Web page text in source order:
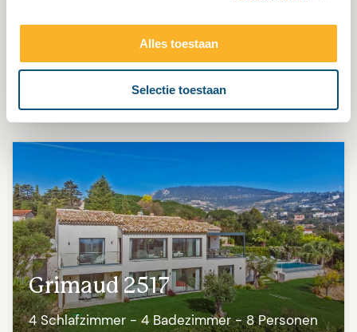
Alles toestaan
Selectie toestaan
Plan de la Tour 2348
4 Schlafzimmer - 3 Badezimmer - 8 Personen
Grimaud 2517
4 Schlafzimmer - 4 Badezimmer - 8 Personen